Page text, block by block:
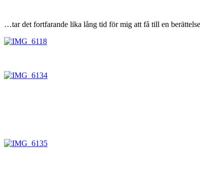
…tar det fortfarande lika lång tid för mig att få till en